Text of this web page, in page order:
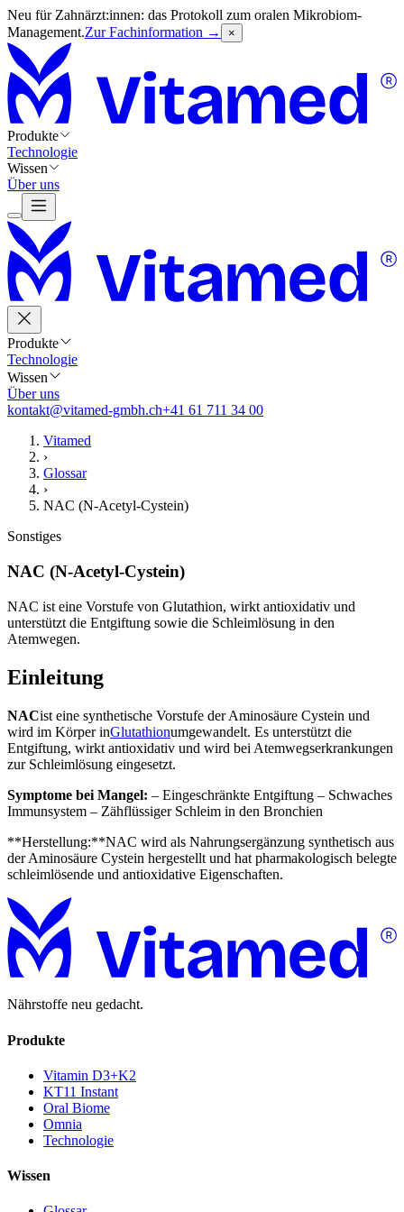
Neu für Zahnärzt:innen: das Protokoll zum oralen Mikrobiom-
Management.Zur Fachinformation → ×
Produkte
Technologie
Wissen
Über uns
Produkte
Technologie
Wissen
Über uns
kontakt@vitamed-gmbh.ch+41 61 711 34 00
Vitamed
›
Glossar
›
NAC (N-Acetyl-Cystein)
Sonstiges
NAC (N-Acetyl-Cystein)
NAC ist eine Vorstufe von Glutathion, wirkt antioxidativ und
unterstützt die Entgiftung sowie die Schleimlösung in den
Atemwegen.
Einleitung
NACist eine synthetische Vorstufe der Aminosäure Cystein und
wird im Körper inGlutathionumgewandelt. Es unterstützt die
Entgiftung, wirkt antioxidativ und wird bei Atemwegserkrankungen
zur Schleimlösung eingesetzt.
Symptome bei Mangel: – Eingeschränkte Entgiftung – Schwaches
Immunsystem – Zähflüssiger Schleim in den Bronchien
**Herstellung:**NAC wird als Nahrungsergänzung synthetisch aus
der Aminosäure Cystein hergestellt und hat pharmakologisch belegte
schleimlösende und antioxidative Eigenschaften.
Nährstoffe neu gedacht.
Produkte
Vitamin D3+K2
KT11 Instant
Oral Biome
Omnia
Technologie
Wissen